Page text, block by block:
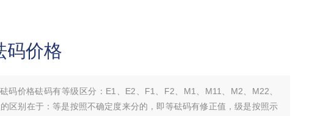
码价格
砝码价格砝码有等级区分：E1、E2、F1、F2、M1、M11、M2、M22、
区别在于：等是按照不确定度来分的，即等砝码有修正值，级是按照示